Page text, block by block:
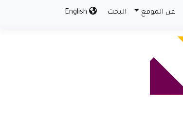
عن الموقع البحث